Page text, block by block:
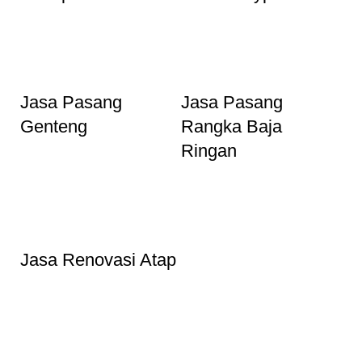
Jasa Pasang
Genteng
Jasa Pasang
Rangka Baja
Ringan
Jasa Renovasi Atap